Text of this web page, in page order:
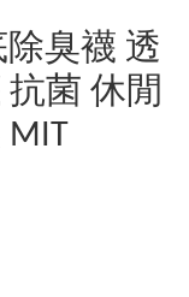
除臭襪 透
菌 休閒